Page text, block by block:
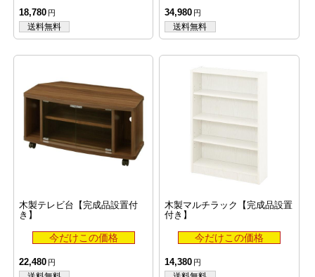
18,780 34,980
木製テレビ台【完成品設置付
き】
22,480
木製マルチラック【完成品設置
付き】
14,380